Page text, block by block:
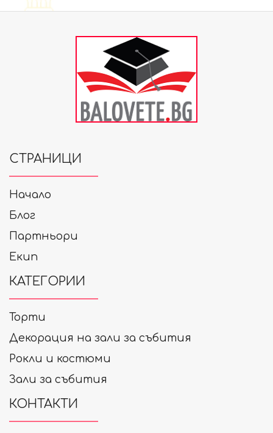
СТРАНИЦИ
Начало
Блог
Партньори
Екип
КАТЕГОРИИ
Торти
Декорация на зали за събития
Рокли и костюми
Зали за събития
КОНТАКТИ